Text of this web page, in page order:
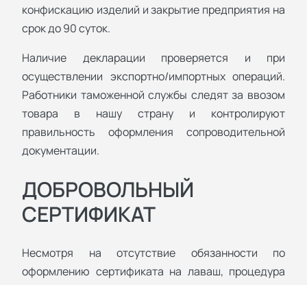
конфискацию изделий и закрытие предприятия на
срок до 90 суток.
Наличие декларации проверяется и при
осуществлении экспортно/импортных операций.
Работники таможенной службы следят за ввозом
товара в нашу страну и контролируют
правильность оформления сопроводительной
документации.
ДОБРОВОЛЬНЫЙ
СЕРТИФИКАТ
Несмотря на отсутствие обязанности по
оформлению сертификата на лаваш, процедура